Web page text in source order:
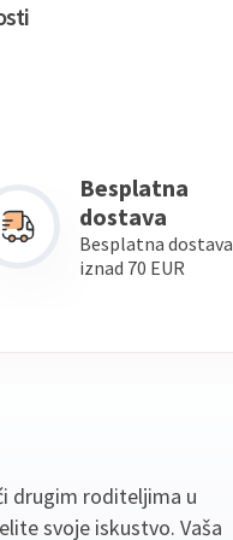
Besplatna
dostava
Besplatna dostava
iznad 70 EUR
drugim roditeljima u
svoje iskustvo. Vaša